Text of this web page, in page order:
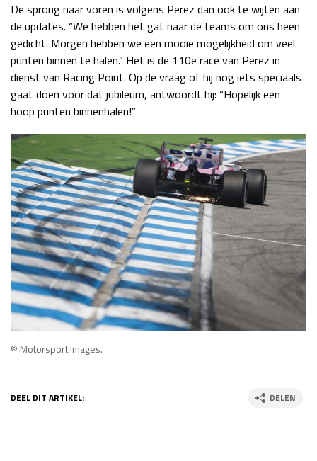
De sprong naar voren is volgens Perez dan ook te wijten aan
de updates. “We hebben het gat naar de teams om ons heen
gedicht. Morgen hebben we een mooie mogelijkheid om veel
punten binnen te halen.” Het is de 110e race van Perez in
dienst van Racing Point. Op de vraag of hij nog iets speciaals
gaat doen voor dat jubileum, antwoordt hij: “Hopelijk een
hoop punten binnenhalen!”
© Motorsport Images.
DEEL DIT ARTIKEL: DELEN